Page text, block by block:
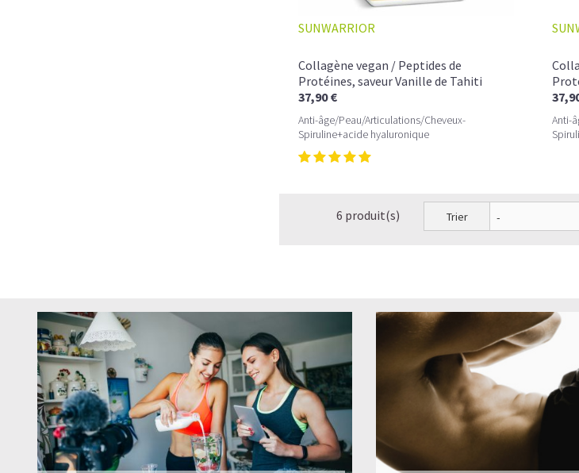
SUNWARRIOR
Collagène vegan / Peptides de
Protéines, saveur Vanille de Tahiti
37,90 €
Anti-âge/Peau/Articulations/Cheveux-
Spiruline+acide hyaluronique
Anti-
6 produit(s) Trier